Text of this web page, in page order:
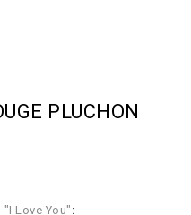
PLUCHON
Love You" :